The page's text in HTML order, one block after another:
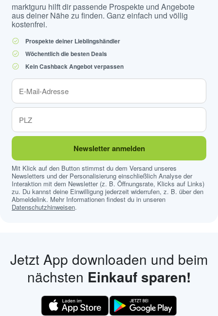
marktguru hilft dir passende Prospekte und Angebote
aus deiner Nähe zu finden. Ganz einfach und völlig
kostenfrei.
Prospekte deiner Lieblingshändler
Wöchentlich die besten Deals
Kein Cashback Angebot verpassen
Newsletter anmelden
Mit Klick auf den Button stimmst du dem Versand unseres
Newsletters und der Personalisierung einschließlich Analyse der
Interaktion mit dem Newsletter (z. B. Öffnungsrate, Klicks auf Links)
zu. Du kannst deine Einwilligung jederzeit widerrufen, z. B. über den
Abmeldelink. Mehr Informationen findest du in unseren
Datenschutzhinweisen.
Jetzt App downloaden und beim
nächsten Einkauf sparen!